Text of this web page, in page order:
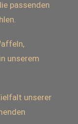
passenden
unserem
unserer